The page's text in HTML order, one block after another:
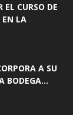
CURSO DE
EN LA
A SU
BODEGA...